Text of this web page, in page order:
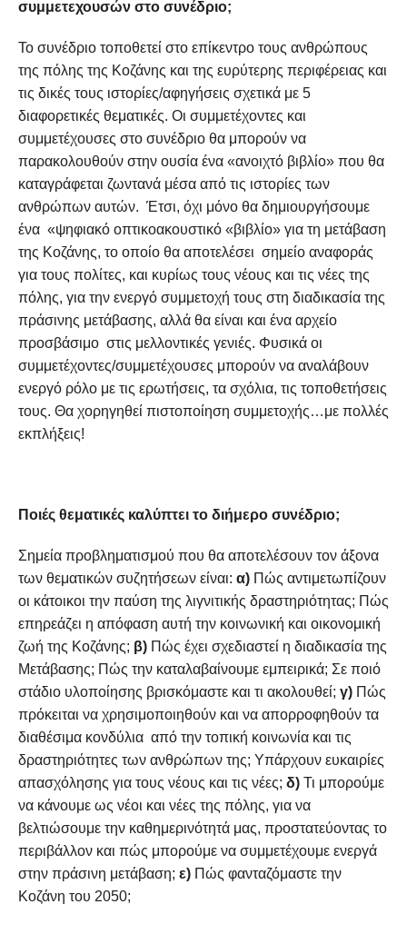
συμμετεχουσών στο συνέδριο;
Το συνέδριο τοποθετεί στο επίκεντρο τους ανθρώπους
της πόλης της Κοζάνης και της ευρύτερης περιφέρειας και
τις δικές τους ιστορίες/αφηγήσεις σχετικά με 5
διαφορετικές θεματικές. Οι συμμετέχοντες και
συμμετέχουσες στο συνέδριο θα μπορούν να
παρακολουθούν στην ουσία ένα «ανοιχτό βιβλίο» που θα
καταγράφεται ζωντανά μέσα από τις ιστορίες των
ανθρώπων αυτών. Έτσι, όχι μόνο θα δημιουργήσουμε
ένα «ψηφιακό οπτικοακουστικό «βιβλίο» για τη μετάβαση
της Κοζάνης, το οποίο θα αποτελέσει σημείο αναφοράς
για τους πολίτες, και κυρίως τους νέους και τις νέες της
πόλης, για την ενεργό συμμετοχή τους στη διαδικασία της
πράσινης μετάβασης, αλλά θα είναι και ένα αρχείο
προσβάσιμο στις μελλοντικές γενιές. Φυσικά οι
συμμετέχοντες/συμμετέχουσες μπορούν να αναλάβουν
ενεργό ρόλο με τις ερωτήσεις, τα σχόλια, τις τοποθετήσεις
τους. Θα χορηγηθεί πιστοποίηση συμμετοχής…με πολλές
εκπλήξεις!
Ποιές θεματικές καλύπτει το διήμερο συνέδριο;
Σημεία προβληματισμού που θα αποτελέσουν τον άξονα
των θεματικών συζητήσεων είναι: α)Πώς αντιμετωπίζουν
οι κάτοικοι την παύση της λιγνιτικής δραστηριότητας; Πώς
επηρεάζει η απόφαση αυτή την κοινωνική και οικονομική
ζωή της Κοζάνης; β)Πώς έχει σχεδιαστεί η διαδικασία της
Μετάβασης; Πώς την καταλαβαίνουμε εμπειρικά; Σε ποιό
στάδιο υλοποίησης βρισκόμαστε και τι ακολουθεί; γ)Πώς
πρόκειται να χρησιμοποιηθούν και να απορροφηθούν τα
διαθέσιμα κονδύλια από την τοπική κοινωνία και τις
δραστηριότητες των ανθρώπων της; Υπάρχουν ευκαιρίες
απασχόλησης για τους νέους και τις νέες; δ)Τι μπορούμε
να κάνουμε ως νέοι και νέες της πόλης, για να
βελτιώσουμε την καθημερινότητά μας, προστατεύοντας το
περιβάλλον και πώς μπορούμε να συμμετέχουμε ενεργά
στην πράσινη μετάβαση; ε)Πώς φανταζόμαστε την
Κοζάνη του 2050;